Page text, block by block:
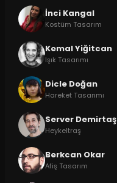
İnci Kangal
Kostüm Tasarım
Kemal Yiğitcan
Işık Tasarımı
Dicle Doğan
Hareket Tasarımı
Server Demirtaş
Heykeltraş
Berkcan Okar
Afiş Tasarım